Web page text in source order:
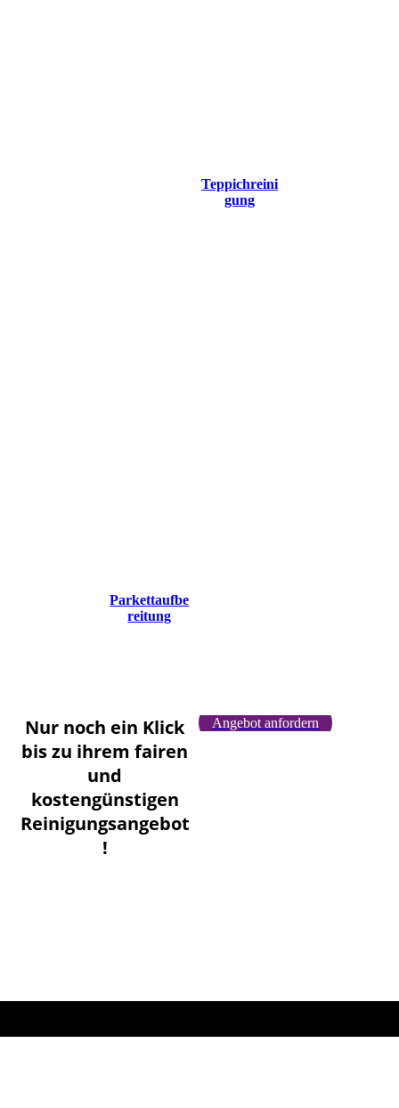
Parkettaufbe
reitung
Teppichreini
gung
Nur noch ein Klick
bis zu ihrem fairen
und
kostengünstigen
Reinigungsangebot
!
Angebot anfordern